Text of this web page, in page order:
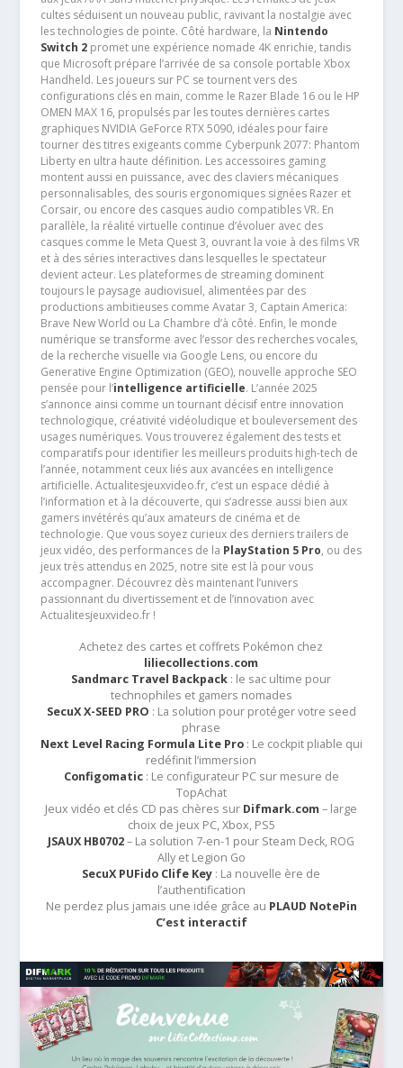
cultes séduisent un nouveau public, ravivant la nostalgie avec
les technologies de pointe. Côté hardware, la Nintendo
Switch 2promet une expérience nomade 4K enrichie, tandis
que Microsoft prépare l’arrivée de sa console portable Xbox
Handheld. Les joueurs sur PC se tournent vers des
configurations clés en main, comme le Razer Blade 16 ou le HP
OMEN MAX 16, propulsés par les toutes dernières cartes
graphiques NVIDIA GeForce RTX 5090, idéales pour faire
tourner des titres exigeants comme Cyberpunk 2077: Phantom
Liberty en ultra haute définition. Les accessoires gaming
montent aussi en puissance, avec des claviers mécaniques
personnalisables, des souris ergonomiques signées Razer et
Corsair, ou encore des casques audio compatibles VR. En
parallèle, la réalité virtuelle continue d’évoluer avec des
casques comme le Meta Quest 3, ouvrant la voie à des films VR
et à des séries interactives dans lesquelles le spectateur
devient acteur. Les plateformes de streaming dominent
toujours le paysage audiovisuel, alimentées par des
productions ambitieuses comme Avatar 3, Captain America:
Brave New World ou La Chambre d’à côté. Enfin, le monde
numérique se transforme avec l’essor des recherches vocales,
de la recherche visuelle via Google Lens, ou encore du
Generative Engine Optimization (GEO), nouvelle approche SEO
pensée pour l’intelligence artificielle. L’année 2025
s’annonce ainsi comme un tournant décisif entre innovation
technologique, créativité vidéoludique et bouleversement des
usages numériques. Vous trouverez également des tests et
comparatifs pour identifier les meilleurs produits high-tech de
l’année, notamment ceux liés aux avancées en intelligence
artificielle. Actualitesjeuxvideo.fr, c’est un espace dédié à
l’information et à la découverte, qui s’adresse aussi bien aux
gamers invétérés qu’aux amateurs de cinéma et de
technologie. Que vous soyez curieux des derniers trailers de
jeux vidéo, des performances de la PlayStation 5 Pro, ou des
jeux très attendus en 2025, notre site est là pour vous
accompagner. Découvrez dès maintenant l’univers
passionnant du divertissement et de l’innovation avec
Actualitesjeuxvideo.fr !
Achetez des cartes et coffrets Pokémon chez
liliecollections.com
Sandmarc Travel Backpack : le sac ultime pour
technophiles et gamers nomades
SecuX X-SEED PRO : La solution pour protéger votre seed
phrase
Next Level Racing Formula Lite Pro: Le cockpit pliable qui
redéfinit l’immersion
Configomatic: Le configurateur PC sur mesure de
TopAchat
Jeux vidéo et clés CD pas chères sur Difmark.com – large
choix de jeux PC, Xbox, PS5
JSAUX HB0702– La solution 7-en-1 pour Steam Deck, ROG
Ally et Legion Go
SecuX PUFido Clife Key : La nouvelle ère de
l’authentification
Ne perdez plus jamais une idée grâce au PLAUD NotePin
C’est interactif